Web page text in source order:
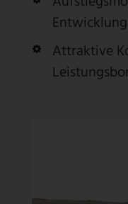
Entwicklung
Attraktive